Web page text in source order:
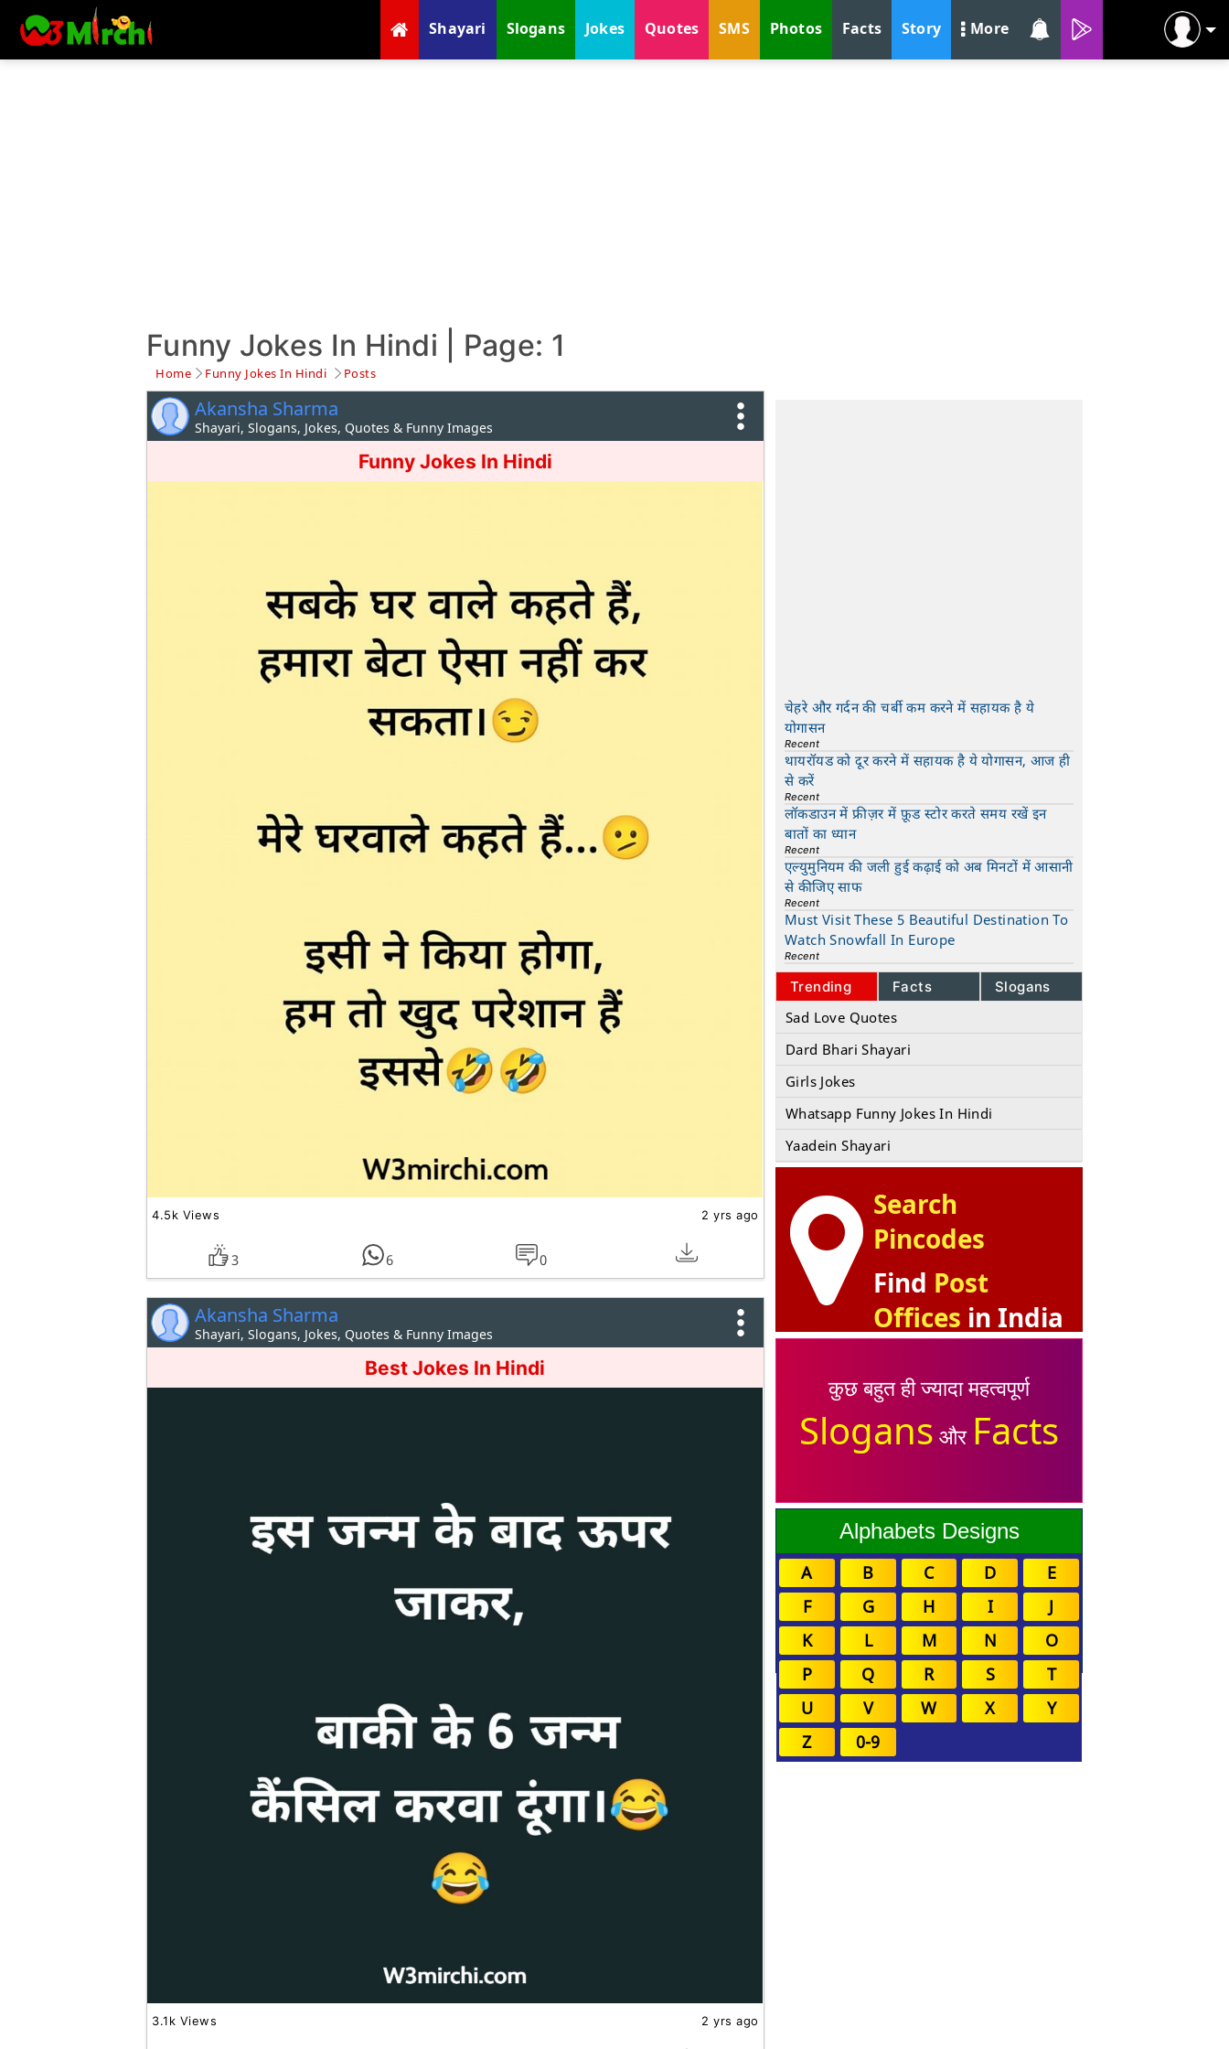
Shayari Slogans Jokes Quotes SMS Photos Facts Story More
Funny Jokes In Hindi | Page: 1
Home Funny Jokes In Hindi Posts
Akansha Sharma
Shayari, Slogans, Jokes, Quotes & Funny Images
Funny Jokes In Hindi
4.5k Views 2 yrs ago
3 6 0
Akansha Sharma
Shayari, Slogans, Jokes, Quotes & Funny Images
Best Jokes In Hindi
3.1k Views 2 yrs ago
चेहरे और गर्दन की चर्बी कम करने में सहायक है ये
योगासन
Recent
थायरॉयड को दूर करने में सहायक है ये योगासन, आज ही
से करें
Recent
लॉकडाउन में फ्रीज़र में फ़ूड स्टोर करते समय रखें इन
बातों का ध्यान
Recent
एल्युमुनियम की जली हुई कढ़ाई को अब मिनटों में आसानी
से कीजिए साफ
Recent
Must Visit These 5 Beautiful Destination To
Watch Snowfall In Europe
Recent
Trending Facts Slogans
Sad Love Quotes
Dard Bhari Shayari
Girls Jokes
Whatsapp Funny Jokes In Hindi
Yaadein Shayari
Search
Pincodes
Find Post
Offices in India
कुछ बहुत ही ज्यादा महत्वपूर्ण
Slogans और Facts
Alphabets Designs
A B C D
E
F
G H I
J
K
L M N
O
P
Q R S
T
U
V W X
Y
Z
0-9